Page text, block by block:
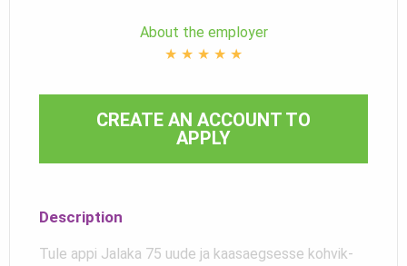
About the employer
★ ★ ★ ★ ★
CREATE AN ACCOUNT TO
APPLY
Description
Tule appi Jalaka 75 uude ja kaasaegsesse kohvik-